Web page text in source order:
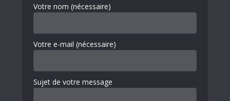
Votre nom (nécessaire)
Votre e-mail (nécessaire)
Sujet de votre message